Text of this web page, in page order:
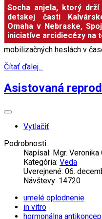
Socha anjela, ktorý
detskej časti
Omaha v Nebraske,
iniciatíve arcidiecézy na
mobilizačných heslách v
Čítať ďalej...
Asistovaná
Vytlačiť
Podrobnosti:
Napísal: Mgr. Veronika
Kategória: Veda
Uverejnené: 06.
Návštevy: 14720
umelé oplodnenie
in vitro
hormonálna